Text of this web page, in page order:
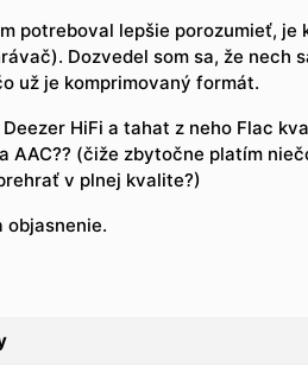
potreboval lepšie porozumieť,
Dozvedel som sa, že nech
už je komprimovaný formát.
Deezer HiFi a tahat z neho Flac
AAC?? (čiže zbytočne platím
v plnej kvalite?)
objasnenie.